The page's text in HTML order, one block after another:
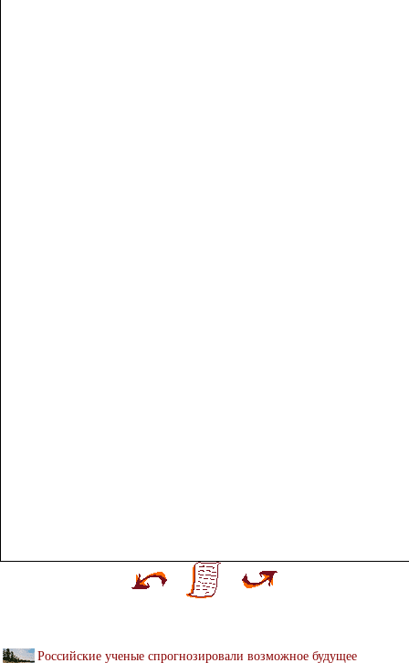
Российские ученые спрогнозировали возможное будущее